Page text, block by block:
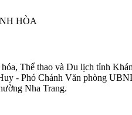
HÒA
Thể thao và Du lịch tỉnh
- Phó Chánh Văn phòng
Nha Trang.